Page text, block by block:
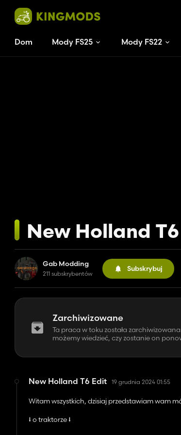
Dom Mody FS25 Mody FS22
New Holland
Gab Modding
211 subskrybentów
Subskrybuj
Zarchiwizowane
Ta praca w toku została
możemy wiedzieć, czy zostanie on
New Holland T6 Edit 19 grudnia 2024 01:55
Witam wszystkich, dzisiaj przedstawiam wam
⭣ o traktorze ⭣